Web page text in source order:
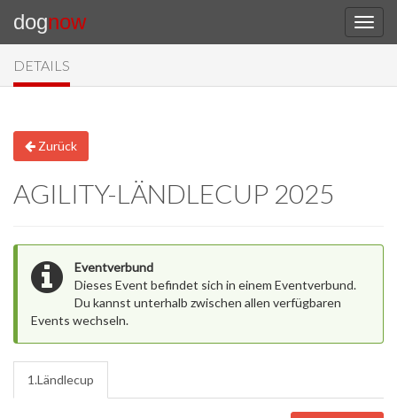
dognow
DETAILS
Zurück
AGILITY-LÄNDLECUP 2025
Eventverbund
Dieses Event befindet sich in einem Eventverbund.
Du kannst unterhalb zwischen allen verfügbaren
Events wechseln.
1.Ländlecup